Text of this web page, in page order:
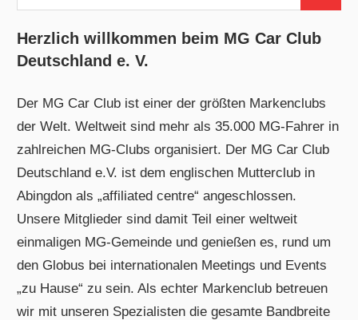
nach:
Herzlich willkommen beim MG Car Club
Deutschland e. V.
Der MG Car Club ist einer der größten Markenclubs
der Welt. Weltweit sind mehr als 35.000 MG-Fahrer in
zahlreichen MG-Clubs organisiert. Der MG Car Club
Deutschland e.V. ist dem englischen Mutterclub in
Abingdon als „affiliated centre“ angeschlossen.
Unsere Mitglieder sind damit Teil einer weltweit
einmaligen MG-Gemeinde und genießen es, rund um
den Globus bei internationalen Meetings und Events
„zu Hause“ zu sein. Als echter Markenclub betreuen
wir mit unseren Spezialisten die gesamte Bandbreite